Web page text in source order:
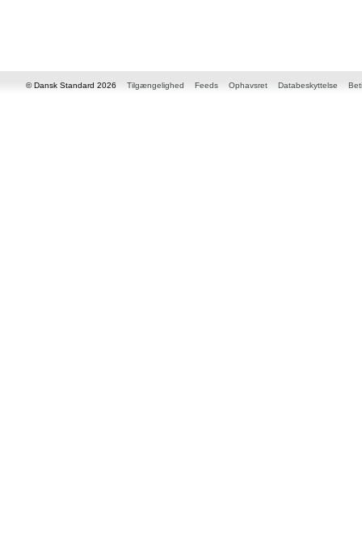
© Dansk Standard 2026 Tilgængelighed Feeds Ophavsret Databeskyttelse